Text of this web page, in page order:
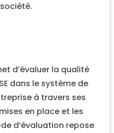
d’évaluer la qualité
dans le système de
à travers ses
en place et les
d’évaluation repose